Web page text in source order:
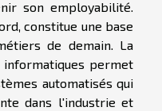
son employabilité.
constitue une base
de demain. La
permet
automatisés qui
dans l'industrie et